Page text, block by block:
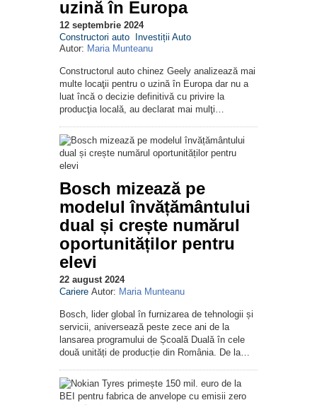
uzină în Europa
12 septembrie 2024
Constructori auto
Investiții Auto
Autor: Maria Munteanu
Constructorul auto chinez Geely analizează mai
multe locaţii pentru o uzină în Europa dar nu a
luat încă o decizie definitivă cu privire la
producţia locală, au declarat mai mulţi…
Bosch mizează pe
modelul învățământului
dual și crește numărul
oportunităților pentru
elevi
22 august 2024
Cariere Autor: Maria Munteanu
Bosch, lider global în furnizarea de tehnologii și
servicii, aniversează peste zece ani de la
lansarea programului de Școală Duală în cele
două unități de producție din România. De la…